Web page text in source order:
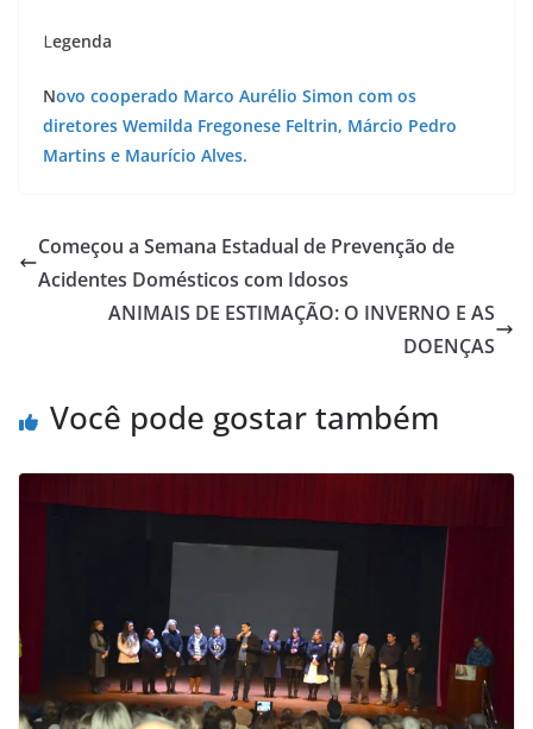
Legenda
Novo cooperado Marco Aurélio Simon com os
diretores Wemilda Fregonese Feltrin, Márcio Pedro
Martins e Maurício Alves.
Começou a Semana Estadual de Prevenção de
Acidentes Domésticos com Idosos
ANIMAIS DE ESTIMAÇÃO: O INVERNO E AS
DOENÇAS
Você pode gostar também